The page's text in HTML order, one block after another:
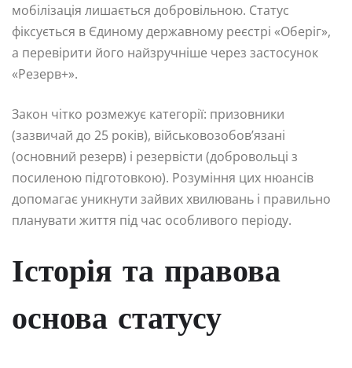
мобілізація лишається добровільною. Статус
фіксується в Єдиному державному реєстрі «Оберіг»,
а перевірити його найзручніше через застосунок
«Резерв+».
Закон чітко розмежує категорії: призовники
(зазвичай до 25 років), військовозобов’язані
(основний резерв) і резервісти (добровольці з
посиленою підготовкою). Розуміння цих нюансів
допомагає уникнути зайвих хвилювань і правильно
планувати життя під час особливого періоду.
Історія та правова
основа статусу